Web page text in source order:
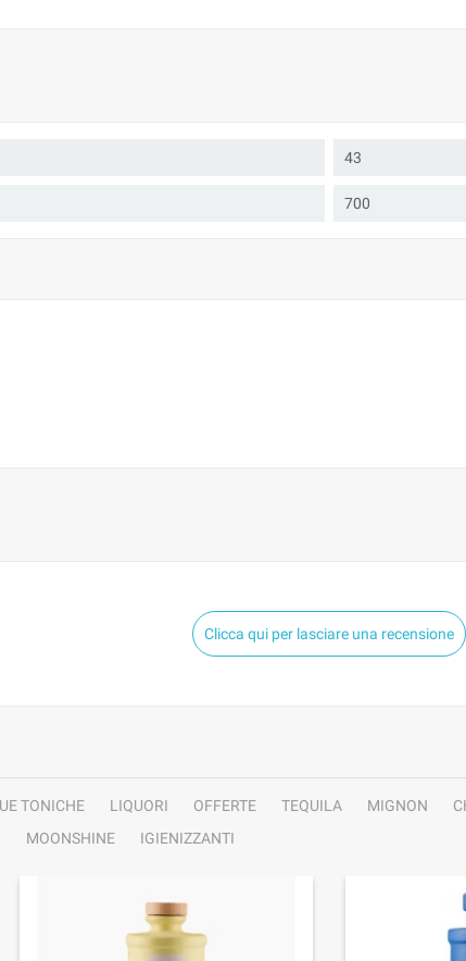
43
700
Clicca qui per lasciare una recensione
TONICHE LIQUORI OFFERTE TEQUILA MIGNON
MOONSHINE IGIENIZZANTI